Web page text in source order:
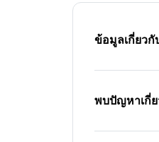
ข้อมูลเกี่ยว
พบปัญหาเกี่